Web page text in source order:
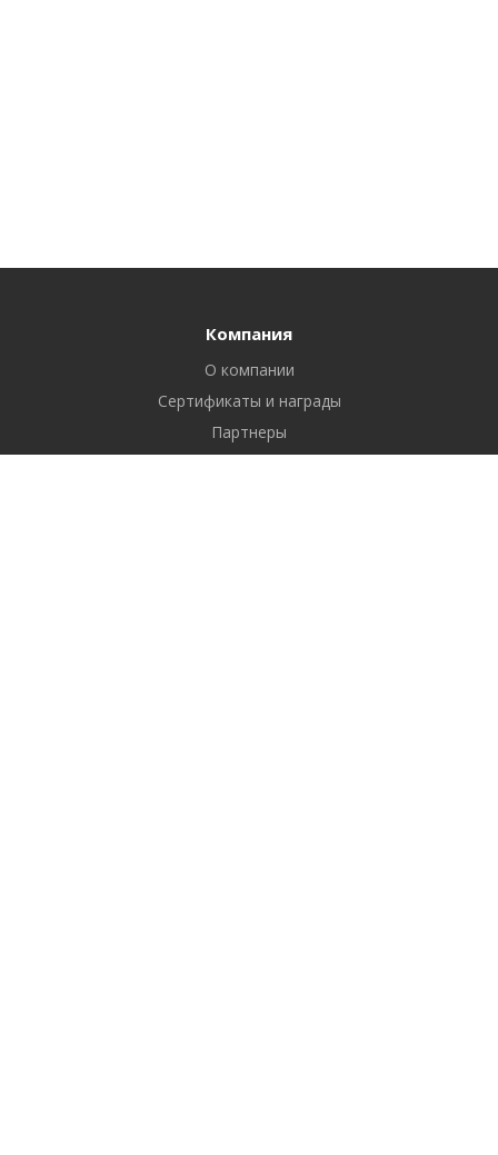
Компания
О компании
Сертификаты и награды
Партнеры